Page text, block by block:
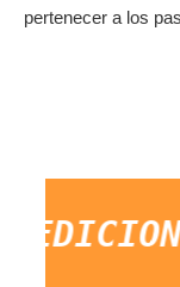
pertenecer a los